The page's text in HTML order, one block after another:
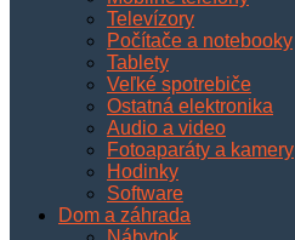
Televízory
Počítače a notebooky
Tablety
Veľké spotrebiče
Ostatná elektronika
Audio a video
Fotoaparáty a kamery
Hodinky
Software
Dom a záhrada